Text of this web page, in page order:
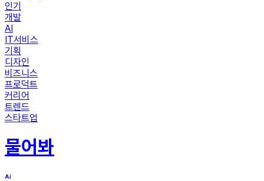
인기
개발
AI
IT서비스
기획
디자인
비즈니스
프로덕트
커리어
트렌드
스타트업
물어봐